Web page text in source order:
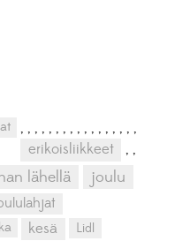
,,,
erikoisliikkeet
,,
lähellä
,
joulu
,,,,
kesä
,
Lidl
,,,,,,
, ,